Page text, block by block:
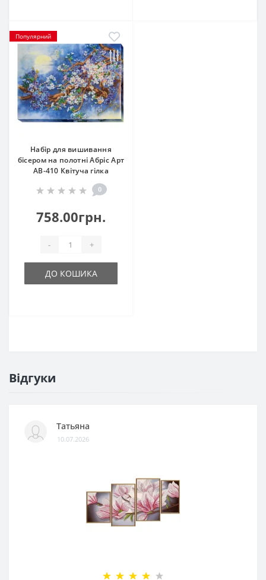
Популярний
Набір для вишивання
бісером на полотні Абріс Арт
АВ-410 Квітуча гілка
0
758.00грн.
- +
ДО КОШИКА
Відгуки
Татьяна
10.07.2026